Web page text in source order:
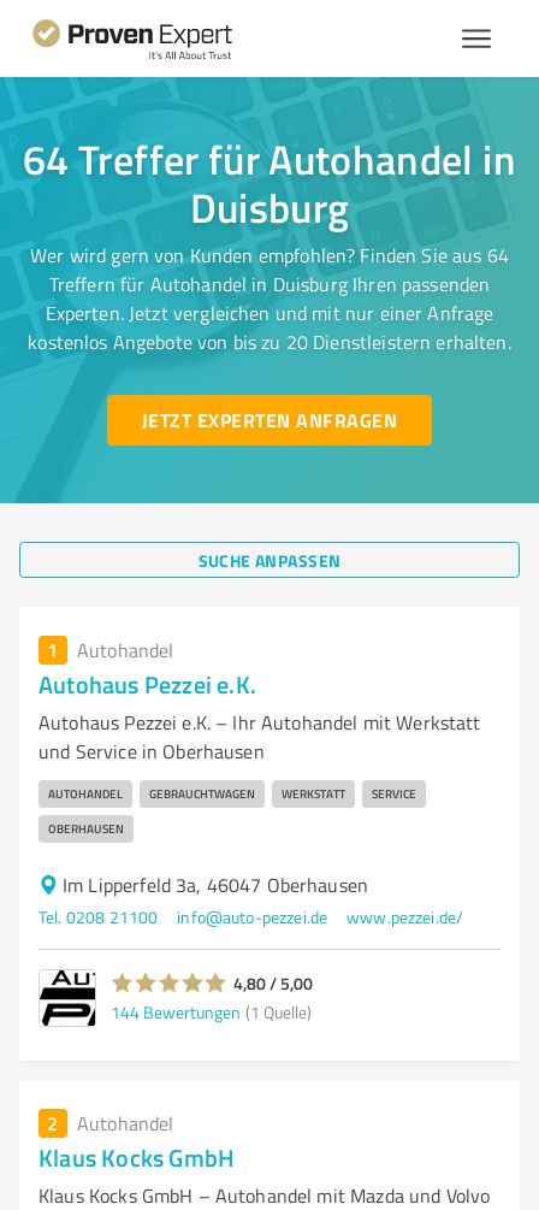
64 Treffer für Autohandel in
Duisburg
Wer wird gern von Kunden empfohlen? Finden Sie aus 64
Treffern für Autohandel in Duisburg Ihren passenden
Experten. Jetzt vergleichen und mit nur einer Anfrage
kostenlos Angebote von bis zu 20 Dienstleistern erhalten.
JETZT EXPERTEN ANFRAGEN
SUCHE ANPASSEN
1 Autohandel
Autohaus Pezzei e.K.
Autohaus Pezzei e.K. – Ihr Autohandel mit Werkstatt
und Service in Oberhausen
AUTOHANDEL GEBRAUCHTWAGEN WERKSTATT SERVICE
OBERHAUSEN
Im Lipperfeld 3a, 46047 Oberhausen
Tel. 0208 21100 info@auto-pezzei.de www.pezzei.de/
4,80 / 5,00
144 Bewertungen (1 Quelle)
2 Autohandel
Klaus Kocks GmbH
Klaus Kocks GmbH – Autohandel mit Mazda und Volvo